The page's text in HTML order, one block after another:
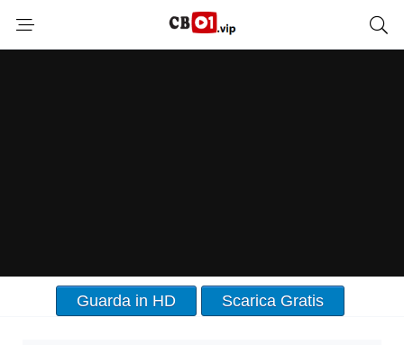
Guarda in HD Scarica Gratis